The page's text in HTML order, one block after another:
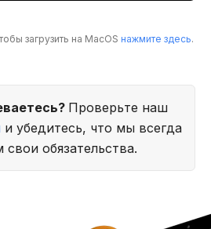
загрузить на MacOS нажмите здесь.
Проверьте наш
и убедитесь, что мы всегда
обязательства.